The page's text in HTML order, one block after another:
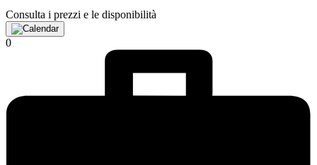
Consulta i prezzi e le disponibilità
0